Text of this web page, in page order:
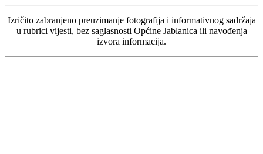
Izričito zabranjeno preuzimanje fotografija i informativnog sadržaja
u rubrici vijesti, bez saglasnosti Općine Jablanica ili navođenja
izvora informacija.